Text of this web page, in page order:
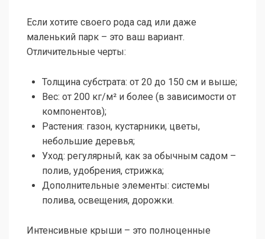
Если хотите своего рода сад или даже
маленький парк – это ваш вариант.
Отличительные черты:
Толщина субстрата: от 20 до 150 см и выше;
Вес: от 200 кг/м² и более (в зависимости от
компонентов);
Растения: газон, кустарники, цветы,
небольшие деревья;
Уход: регулярный, как за обычным садом –
полив, удобрения, стрижка;
Дополнительные элементы: системы
полива, освещения, дорожки.
Интенсивные крыши – это полноценные